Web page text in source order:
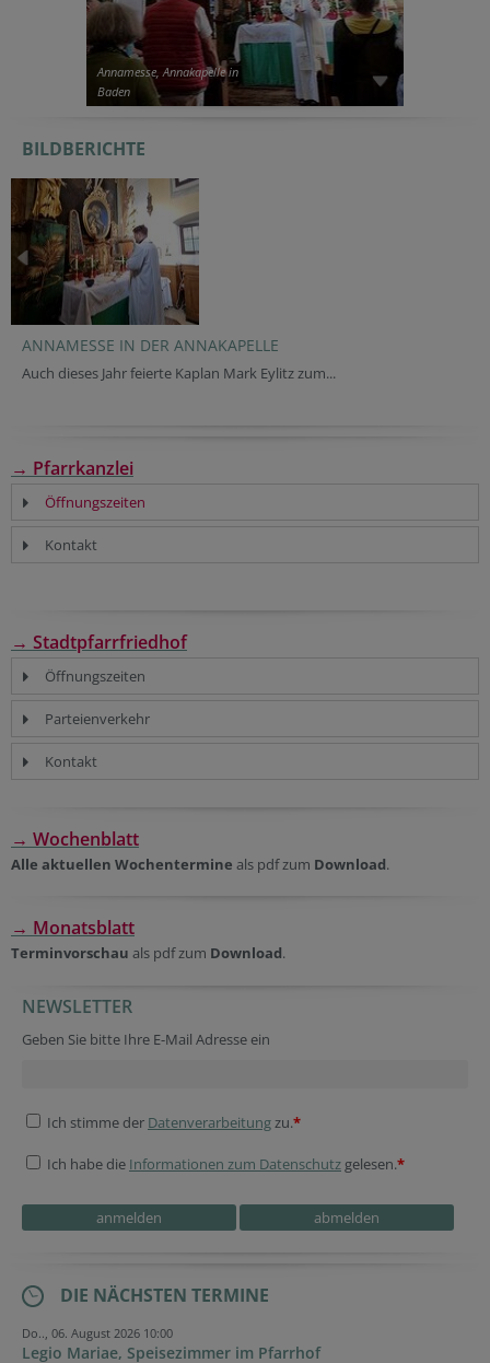
Annamesse, Annakapelle in
Baden
BILDBERICHTE
ANNAMESSE IN DER ANNAKAPELLE
Auch dieses Jahr feierte Kaplan Mark Eylitz zum...
→ Pfarrkanzlei
Öffnungszeiten
Kontakt
→ Stadtpfarrfriedhof
Öffnungszeiten
Parteienverkehr
Kontakt
→ Wochenblatt
Alle aktuellen Wochentermine als pdf zum Download.
→ Monatsblatt
Terminvorschau als pdf zum Download.
Security token
Security token
Security token
NEWSLETTER
Geben Sie bitte Ihre E-Mail Adresse ein
Ich stimme der Datenverarbeitungzu.*
Ich habe die Informationen zum Datenschutz gelesen.*
DIE NÄCHSTEN TERMINE
Do.., 06. August 2026 10:00
Legio Mariae, Speisezimmer im Pfarrhof